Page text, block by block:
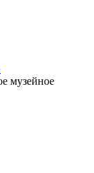
музейное